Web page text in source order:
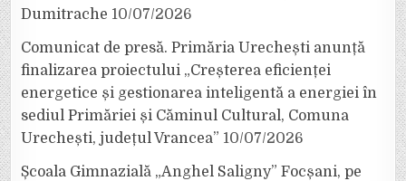
Dumitrache 10/07/2026
Comunicat de presă. Primăria Urechești anunță
finalizarea proiectului „Creșterea eficienței
energetice și gestionarea inteligentă a energiei în
sediul Primăriei și Căminul Cultural, Comuna
Urechești, județul Vrancea” 10/07/2026
Școala Gimnazială „Anghel Saligny” Focșani, pe